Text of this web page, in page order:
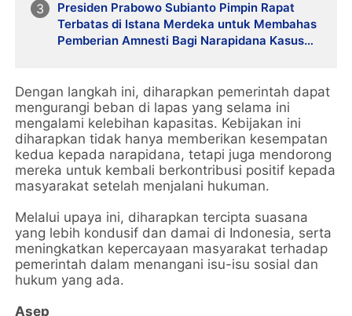
Presiden Prabowo Subianto Pimpin Rapat
Terbatas di Istana Merdeka untuk Membahas
Pemberian Amnesti Bagi Narapidana Kasus
Papua
Dengan langkah ini, diharapkan pemerintah dapat
mengurangi beban di lapas yang selama ini
mengalami kelebihan kapasitas. Kebijakan ini
diharapkan tidak hanya memberikan kesempatan
kedua kepada narapidana, tetapi juga mendorong
mereka untuk kembali berkontribusi positif kepada
masyarakat setelah menjalani hukuman.
Melalui upaya ini, diharapkan tercipta suasana
yang lebih kondusif dan damai di Indonesia, serta
meningkatkan kepercayaan masyarakat terhadap
pemerintah dalam menangani isu-isu sosial dan
hukum yang ada.
Asep